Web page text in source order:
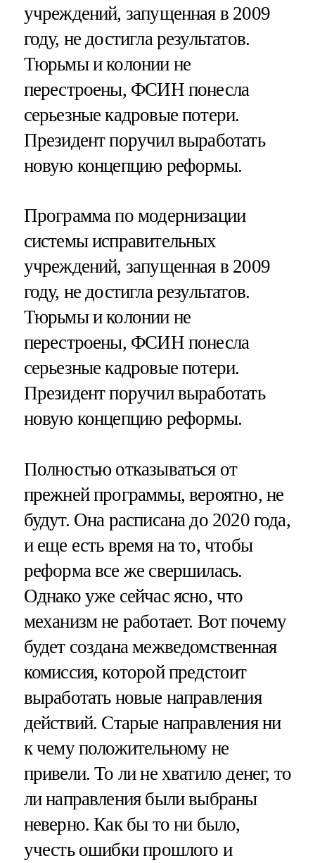
учреждений, запущенная в 2009
году, не достигла результатов.
Тюрьмы и колонии не
перестроены, ФСИН понесла
серьезные кадровые потери.
Президент поручил выработать
новую концепцию реформы.
Программа по модернизации
системы исправительных
учреждений, запущенная в 2009
году, не достигла результатов.
Тюрьмы и колонии не
перестроены, ФСИН понесла
серьезные кадровые потери.
Президент поручил выработать
новую концепцию реформы.
Полностью отказываться от
прежней программы, вероятно, не
будут. Она расписана до 2020 года,
и еще есть время на то, чтобы
реформа все же свершилась.
Однако уже сейчас ясно, что
механизм не работает. Вот почему
будет создана межведомственная
комиссия, которой предстоит
выработать новые направления
действий. Старые направления ни
к чему положительному не
привели. То ли не хватило денег, то
ли направления были выбраны
неверно. Как бы то ни было,
учесть ошибки прошлого и